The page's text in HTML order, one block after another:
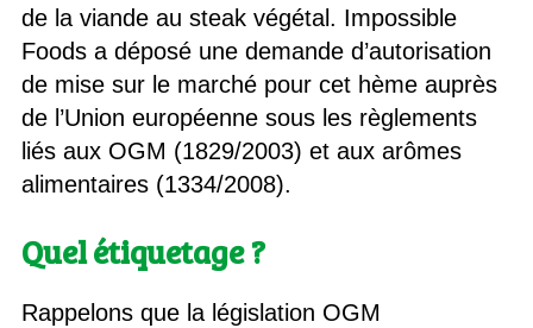
de la viande au steak végétal. Impossible
Foods a déposé une demande d’autorisation
de mise sur le marché pour cet hème auprès
de l’Union européenne sous les règlements
liés aux OGM (1829/2003) et aux arômes
alimentaires (1334/2008).
Quel étiquetage ?
Rappelons que la législation OGM